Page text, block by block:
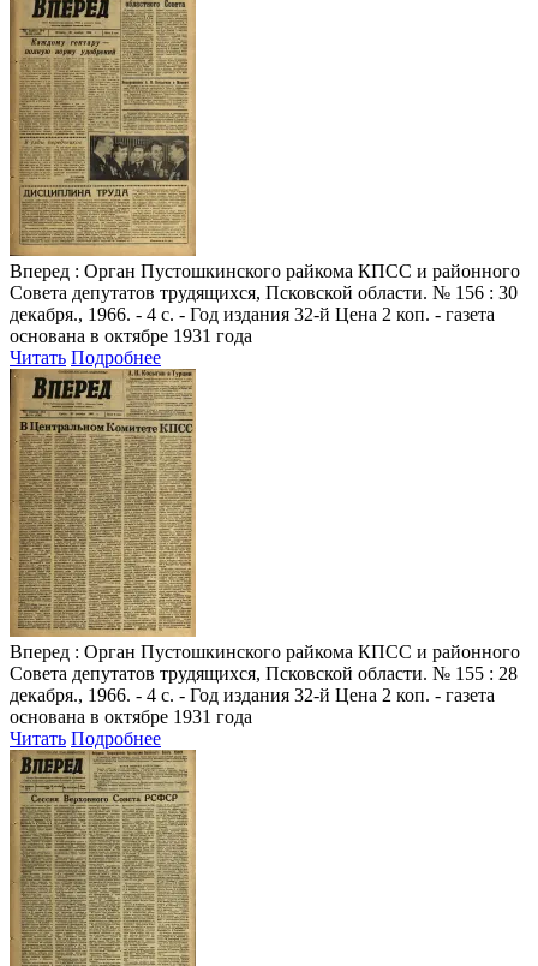
Вперед : Орган Пустошкинского райкома КПСС и районного
Совета депутатов трудящихся, Псковской области. № 156 : 30
декабря., 1966. - 4 с. - Год издания 32-й Цена 2 коп. - газета
основана в октябре 1931 года
Читать Подробнее
Вперед : Орган Пустошкинского райкома КПСС и районного
Совета депутатов трудящихся, Псковской области. № 155 : 28
декабря., 1966. - 4 с. - Год издания 32-й Цена 2 коп. - газета
основана в октябре 1931 года
Читать Подробнее